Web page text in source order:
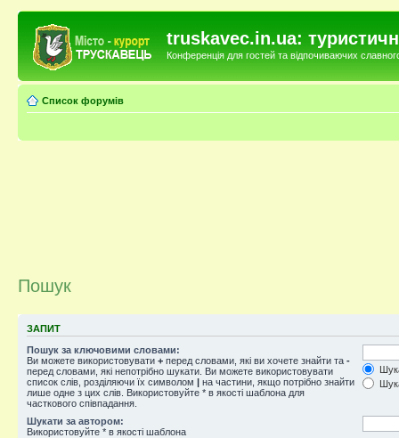
truskavec.in.ua:
Конференція для гостей та відпочиваючих
Список форумів
Пошук
ЗАПИТ
Пошук за ключовими словами:
Ви можете використовувати + перед словами, які ви хочете знайти та -
перед словами, які непотрібно шукати. Ви можете використовувати
список слів, розділяючи їх символом | на частини, якщо потрібно знайти
лише одне з цих слів. Використовуйте * в якості шаблона для
часткового співпадання.
Шукати за автором:
Використовуйте * в якості шаблона